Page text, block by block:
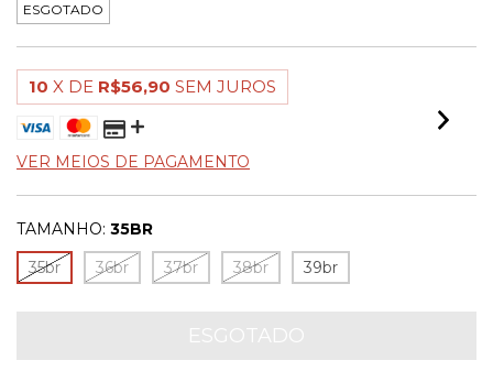
ESGOTADO
10 X DE R$56,90 SEM JUROS
VER MEIOS DE PAGAMENTO
TAMANHO: 35BR
35br
36br 37br 38br 39br